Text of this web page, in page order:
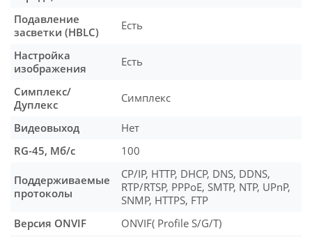
Подавление
засветки (HBLC)
Есть
Настройка
изображения
Есть
Симплекс/
Дуплекс
Симплекс
Видеовыход
Нет
RG-45, Мб/с
100
Поддерживаемые
протоколы
CP/IP, HTTP, DHCP, DNS, DDNS,
RTP/RTSP, PPPoE, SMTP, NTP, UPnP,
SNMP, HTTPS, FTP
Версия ONVIF
ONVIF( Profile S/G/T)